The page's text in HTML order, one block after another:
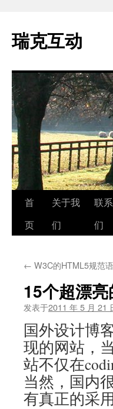
瑞克互动
跳
至
文
首
页
关于我
们
联
们
← W3C的HTML5规范
15个超漂
发表于2011 年 5 月 21
国外设计博
现的网站，
站不仅在
当然，国内
有真正的采